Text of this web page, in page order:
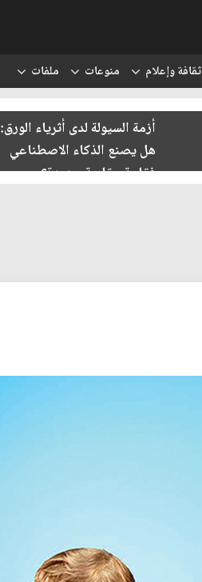
ثقافة وإعلام منوعات ملفات
أزمة السيولة لدى أثرياء الورق:
هل يصنع الذكاء الاصطناعي
فقاعة عقارية جديدة؟